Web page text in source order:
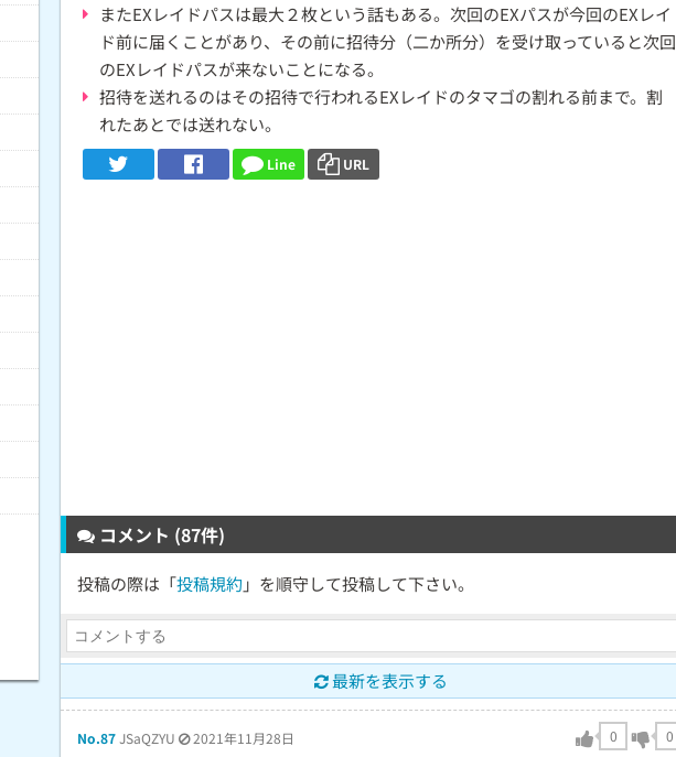
またEXレイドパスは最大２枚という話もある。次回のEXパスが今回のEXレイ
ド前に届くことがあり、その前に招待分（二か所分）を受け取っていると次回
のEXレイドパスが来ないことになる。
招待を送れるのはその招待で行われるEXレイドのタマゴの割れる前まで。割
れたあとでは送れない。
Line URL
コメント (87件)
投稿の際は「投稿規約 」を順守して投稿して下さい。
最新を表示する
No.87JSaQZYU 2021年11月28日 0 0